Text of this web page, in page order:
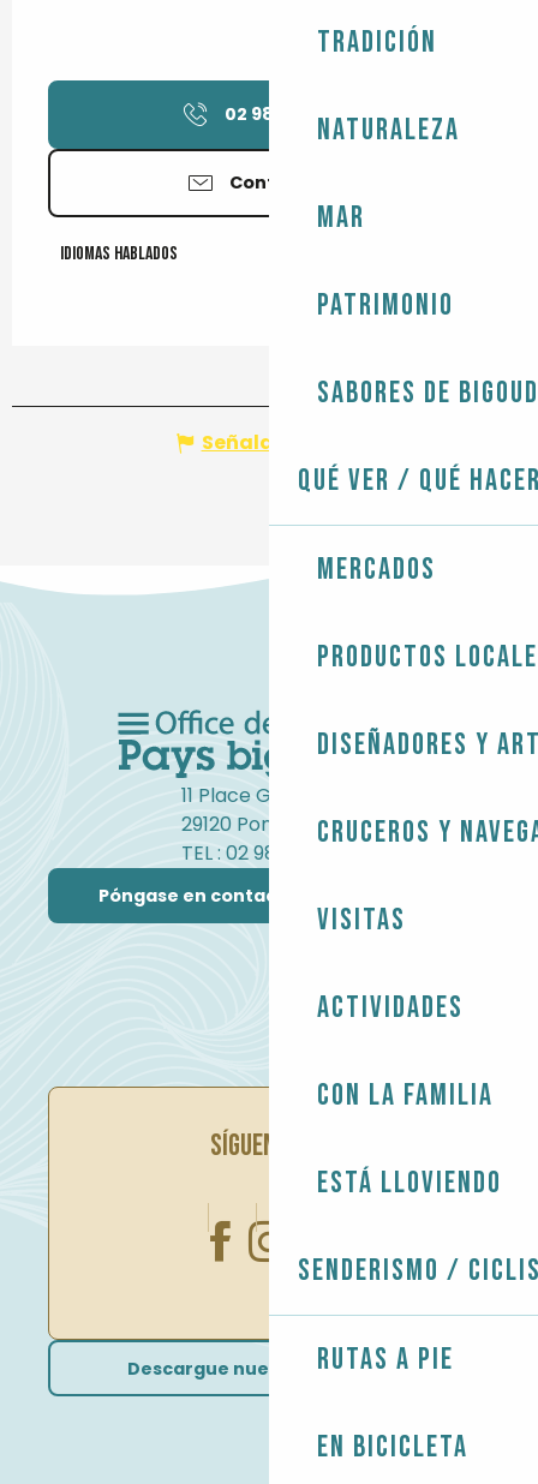
Tradición
Naturaleza
Mar
Patrimonio
Sabores de
Qué ver / Qué
Mercados
Productos
Diseñadores y
Cruceros y
Visitas
Actividades
Con la familia
Está lloviendo
Senderismo /
Rutas a pie
En bicicleta
02 98 58 09 ▒▒
Contáctenos
Idiomas hablados
Idiomas hablados
Señalar un error
11 Place Gambetta
29120 Pont-l'Abbé
TEL : 02 98 82 37 99
Póngase en contacto con nosotros
SÍGUENOS EN
Descargue nuestros folletos